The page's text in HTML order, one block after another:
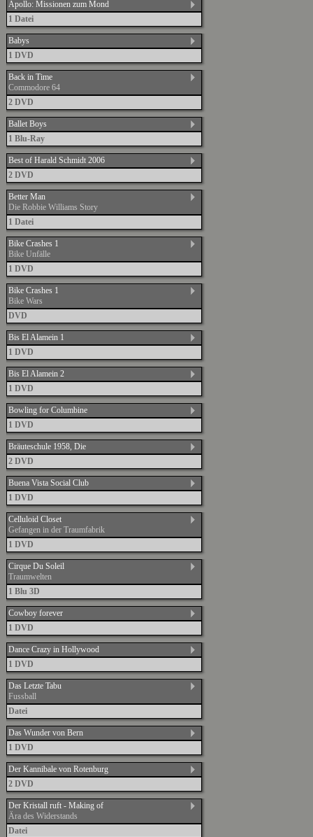
Apollo: Missionen zum Mond
1 Datei
Babys
1 DVD
Back in Time
Commodore 64
2 DVD
Ballet Boys
1 Blu-Ray
Best of Harald Schmidt 2006
2 DVD
Better Man
Die Robbie Williams Story
1 Datei
Bike Crashes 1
Bike Unfälle
1 DVD
Bike Crashes 1
Bike Wars
DVD
Bis El Alamein 1
1 DVD
Bis El Alamein 2
1 DVD
Bowling for Columbine
1 DVD
Bräuteschule 1958, Die
2 DVD
Buena Vista Social Club
1 DVD
Celluloid Closet
Gefangen in der Traumfabrik
1 DVD
Cirque Du Soleil
Traumwelten
1 Blu 3D
Cowboy forever
1 DVD
Dance Crazy in Hollywood
1 DVD
Das Letzte Tabu
Fussball
Datei
Das Wunder von Bern
1 DVD
Der Kannibale von Rotenburg
2 DVD
Der Kristall ruft - Making of
Ära des Widerstands
Datei